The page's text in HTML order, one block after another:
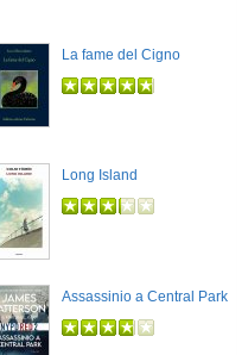
La fame del Cigno
Long Island
Assassinio a Central Park